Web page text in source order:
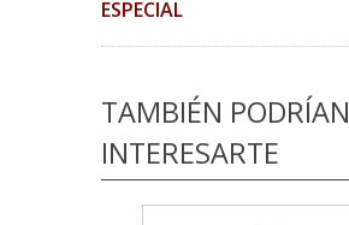
ESPECIAL
TAMBIÉN PODRÍAN
INTERESARTE